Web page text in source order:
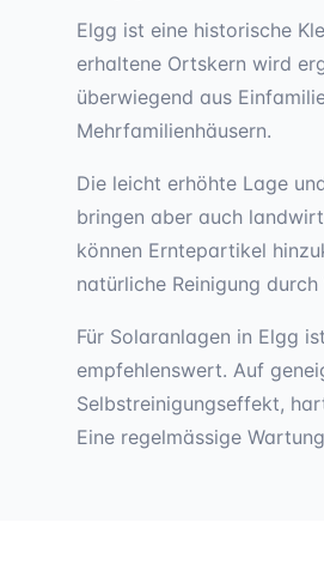
Elgg ist eine historische
erhaltene Ortskern wird
überwiegend aus
Mehrfamilienhäusern.
Die leicht erhöhte Lage
bringen aber auch
können Erntepartikel
natürliche Reinigung durch
Für Solaranlagen in Elgg
empfehlenswert. Auf
Selbstreinigungseffekt,
Eine regelmässige